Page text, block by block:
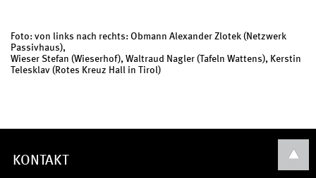
Foto: von links nach rechts: Obmann Alexander Zlotek (Netzwerk
Passivhaus),
Wieser Stefan (Wieserhof), Waltraud Nagler (Tafeln Wattens), Kerstin
Telesklav (Rotes Kreuz Hall in Tirol)
KONTAKT